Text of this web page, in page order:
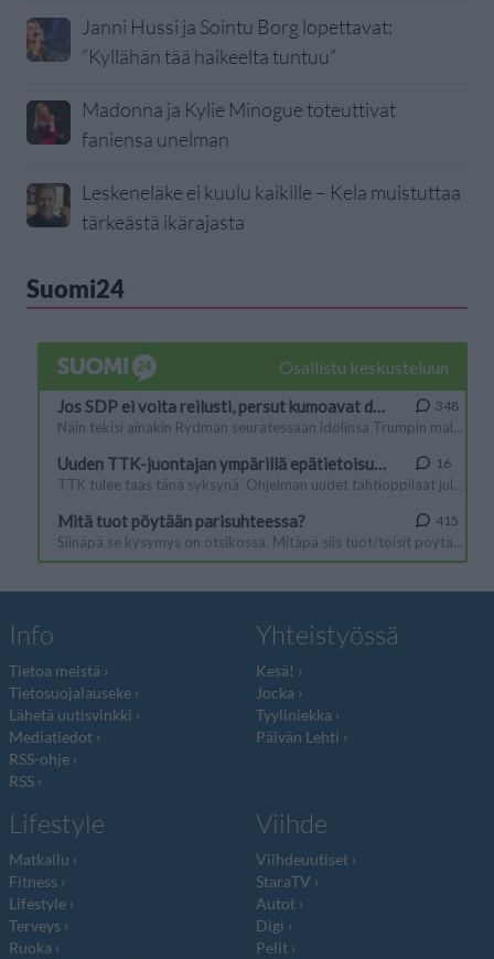
Janni Hussi ja Sointu Borg lopettavat:
”Kyllähän tää haikeelta tuntuu”
Madonna ja Kylie Minogue toteuttivat
faniensa unelman
Leskeneläke ei kuulu kaikille – Kela muistuttaa
tärkeästä ikärajasta
Suomi24
Info
Tietoa meistä
Tietosuojalauseke
Lähetä uutisvinkki
Mediatiedot
RSS-ohje
RSS
Yhteistyössä
Kesä!
Jocka
Tyyliniekka
Päivän Lehti
Lifestyle
Matkailu
Fitness
Lifestyle
Terveys
Ruoka
Viihde
Viihdeuutiset
StaraTV
Autot
Digi
Pelit